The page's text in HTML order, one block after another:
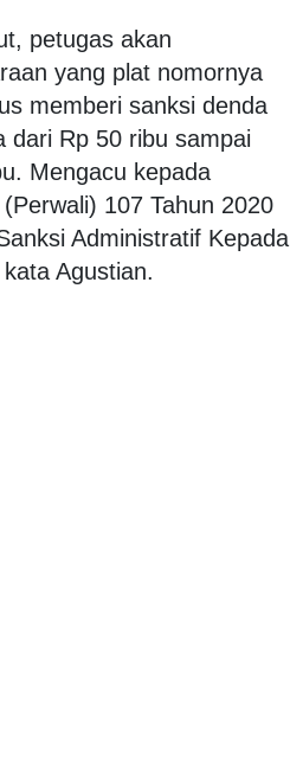
petugas akan
yang plat nomornya
memberi sanksi denda
dari Rp 50 ribu sampai
Mengacu kepada
107 Tahun 2020
Administratif Kepada
Agustian.